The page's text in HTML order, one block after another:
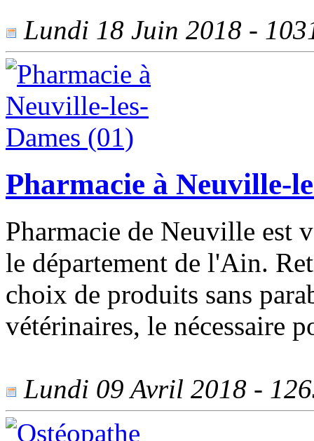
Lundi 18 Juin 2018 -
Pharmacie à Neuville-
Pharmacie de Neuville est
le département de l'Ain.
choix de produits sans
vétérinaires, le nécessaire
Lundi 09 Avril 2018 -